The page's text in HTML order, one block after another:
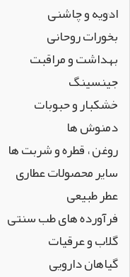
ادویه و چاشنی
بخورات روحانی
بهداشت و مراقبت
جینسینگ
خشکبار و حبوبات
دمنوش ها
روغن ، قطره و شربت ها
سایر محصولات عطاری
عطر طبیعی
فرآورده های طب سنتی
گلاب و عرقیات
گیاهان دارویی